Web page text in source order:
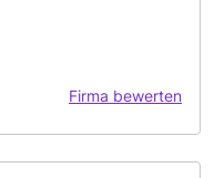
Firma bewerten